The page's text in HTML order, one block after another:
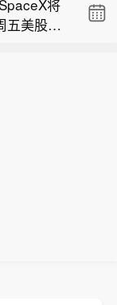
，Space
的Riley
发行规模
将
五美股成
我们会